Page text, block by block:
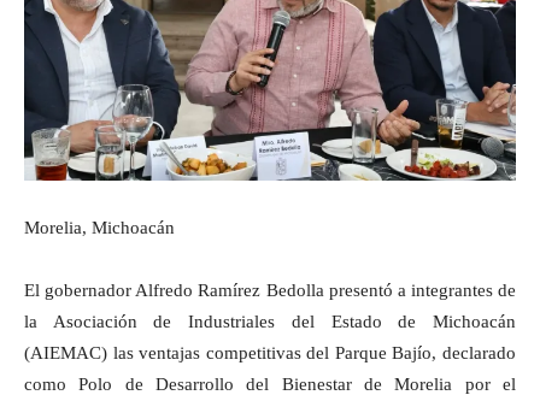
Morelia, Michoacán
El gobernador Alfredo Ramírez Bedolla presentó a integrantes de
la Asociación de Industriales del Estado de Michoacán
(AIEMAC) las ventajas competitivas del Parque Bajío, declarado
como Polo de Desarrollo del Bienestar de Morelia por el